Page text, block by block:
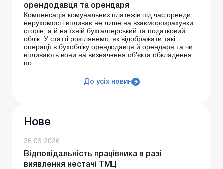
орендодавця та орендаря
Компенсація комунальних платежів під час оренди
нерухомості впливає не лише на взаєморозрахунки
сторін, а й на їхній бухгалтерський та податковий
облік. У статті розглянемо, як відображати такі
операції в бухобліку орендодавця й орендаря та чи
впливають вони на визначення об’єкта обкладення
по...
До усіх новин
Нове
26.03.2026
Відповідальність працівника в разі
виявлення нестачі ТМЦ